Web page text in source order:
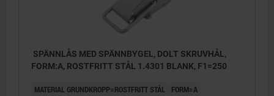
SPÄNNLÅS MED SPÄNNBYGEL, DOLT SKRUVHÅL,
FORM:A, ROSTFRITT STÅL 1.4301 BLANK, F1=250
MATERIAL GRUNDKROPP=ROSTFRITT STÅL
FORM=A